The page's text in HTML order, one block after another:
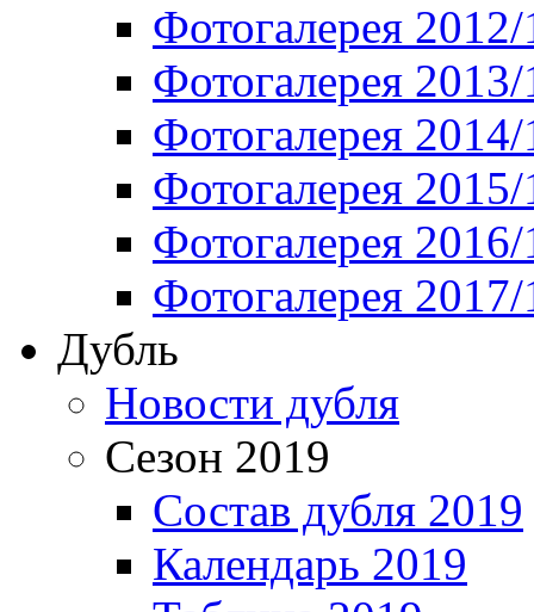
Фотогалерея
Фотогалерея
Фотогалерея
Фотогалерея
Фотогалерея
Фотогалерея
Дубль
Новости дубля
Сезон 2019
Состав дубля 2019
Календарь 2019